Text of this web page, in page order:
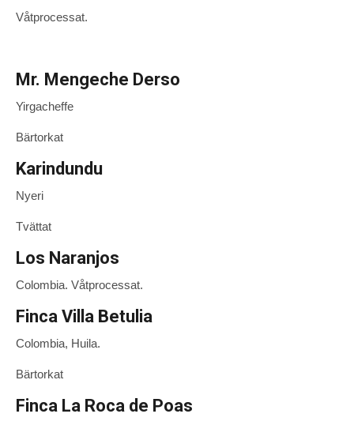
Våtprocessat.
Mr. Mengeche Derso
Yirgacheffe
Bärtorkat
Karindundu
Nyeri
Tvättat
Los Naranjos
Colombia. Våtprocessat.
Finca Villa Betulia
Colombia, Huila.
Bärtorkat
Finca La Roca de Poas